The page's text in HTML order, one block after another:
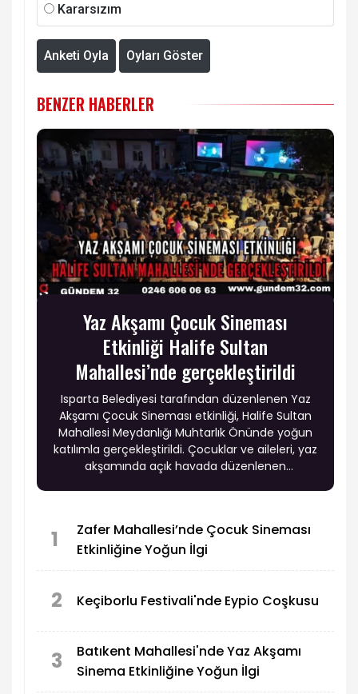
Kararsızım
Anketi Oyla Oyları Göster
BENZER HABERLER
Yaz Akşamı Çocuk Sineması
Etkinliği Halife Sultan
Mahallesi’nde gerçekleştirildi
Isparta Belediyesi tarafından düzenlenen Yaz
Akşamı Çocuk Sineması etkinliği, Halife Sultan
Mahallesi Meydanlığı Muhtarlık Önünde yoğun
katılımla gerçekleştirildi. Çocuklar ve aileleri, yaz
akşamında açık havada düzenlenen
1
Zafer Mahallesi’nde Çocuk Sineması
Etkinliğine Yoğun İlgi
2 Keçiborlu Festivali'nde Eypio Coşkusu
3
Batıkent Mahallesi'nde Yaz Akşamı
Sinema Etkinliğine Yoğun İlgi